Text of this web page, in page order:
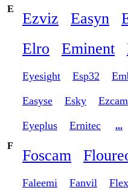
E
Ezviz Easyn
Elro
Eminent
Eyesight Esp32
Easyse Esky Ezcam
Eyeplus Ernitec
...
F
Foscam
Faleemi Fanvil